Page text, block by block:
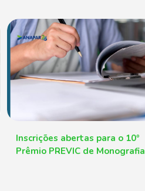
Inscrições abertas para o 10º
Prêmio PREVIC de Monografia